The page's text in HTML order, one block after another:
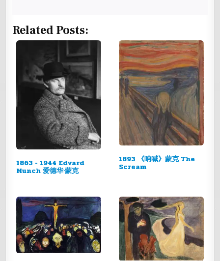
Related Posts:
1863 - 1944 Edvard
Munch 爱德华·蒙克
1893 《呐喊》蒙克 The
Scream